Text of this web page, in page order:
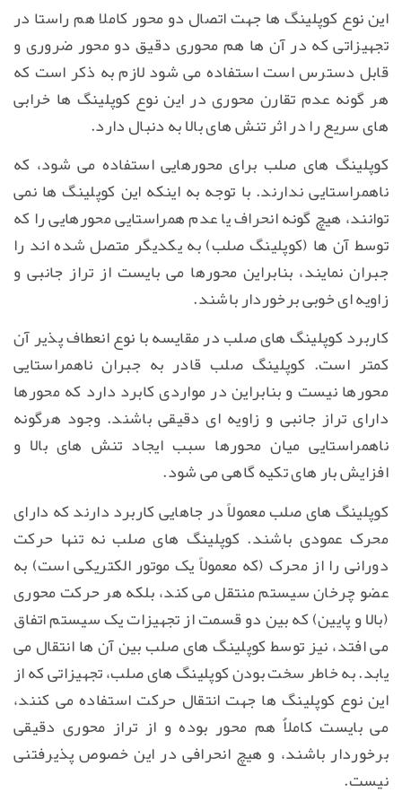
این نوع کوپلینگ ها جهت اتصال دو محور کاملا هم راستا در
تجهیزاتی که در آن ها هم محوری دقیق دو محور ضروری و
قابل دسترس است استفاده می شود لازم به ذکر است که
هر گونه عدم تقارن محوری در این نوع کوپلینگ ها خرابی
های سریع را در اثر تنش های بالا به دنبال دارد.
کوپلینگ های صلب برای محورهایی استفاده می شود، که
ناهمراستایی ندارند. با توجه به اینکه این کوپلینگ ها نمی
توانند، هیچ گونه انحراف یا عدم همراستایی محورهایی را که
توسط آن ها (کوپلینگ صلب) به یکدیگر متصل شده اند را
جبران نمایند، بنابراین محورها می بایست از تراز جانبی و
زاویه ای خوبی برخوردار باشند.
کاربرد کوپلینگ های صلب در مقایسه با نوع انعطاف پذیر آن
کمتر است. کوپلینگ صلب قادر به جبران ناهمراستایی
محورها نیست و بنابراین در مواردی کابرد دارد که محورها
دارای تراز جانبی و زاویه ای دقیقی باشند. وجود هرگونه
ناهمراستایی میان محورها سبب ایجاد تنش های بالا و
افزایش بار های تکیه گاهی می شود.
کوپلینگ های صلب معمولاً در جاهایی کاربرد دارند که دارای
محرک عمودی باشند. کوپلینگ های صلب نه تنها حرکت
دورانی را از محرک (که معمولاً یک موتور الکتریکی است) به
عضو چرخان سیستم منتقل می کند، بلکه هر حرکت محوری
(بالا و پایین) که بین دو قسمت از تجهیزات یک سیستم اتفاق
می افتد، نیز توسط کوپلینگ های صلب بین آن ها انتقال می
یابد. به خاطر سخت بودن کوپلینگ های صلب، تجهیزاتی که از
این نوع کوپلینگ ها جهت انتقال حرکت استفاده می کنند،
می بایست کاملاٌ هم محور بوده و از تراز محوری دقیقی
برخوردار باشند، و هیچ انحرافی در این خصوص پذیرفتنی
نیست.